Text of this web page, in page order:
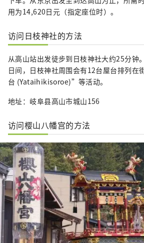
用为14,620日元（指定座位时）。
访问日枝神社的方法
从高山站出发徒步到日枝神社大约25分钟
日间，日枝神社周围会有12台屋台排列
台 (Yataihikisoroe)”等活动。
地址：岐阜县高山市城山156
访问樱山八幡宫的方法